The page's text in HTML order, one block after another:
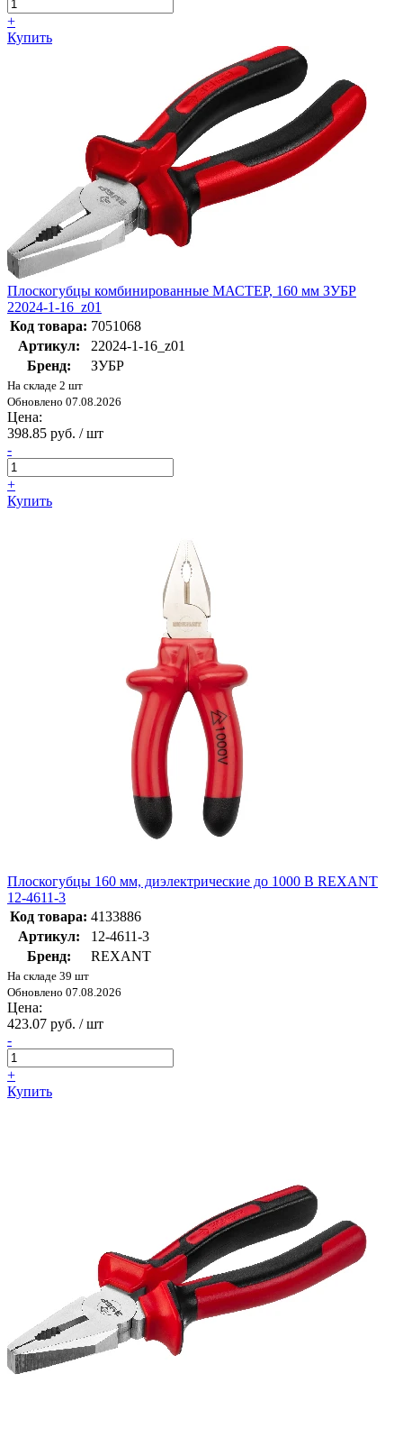
+
Купить
Плоскогубцы комбинированные МАСТЕР, 160 мм ЗУБР
22024-1-16_z01
Код товара: 7051068
Артикул:
22024-1-16_z01
Бренд:
ЗУБР
На складе 2 шт
Обновлено 07.08.2026
Цена:
398.85 руб. / шт
-
+
Купить
Плоскогубцы 160 мм, диэлектрические до 1000 В REXANT
12-4611-3
Код товара: 4133886
Артикул:
12-4611-3
Бренд:
REXANT
На складе 39 шт
Обновлено 07.08.2026
Цена:
423.07 руб. / шт
-
+
Купить